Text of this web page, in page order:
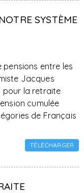
SYSTÈME
entre les
Jacques
pour la retraite
cumulée
de Français
TÉLÉCHARGER